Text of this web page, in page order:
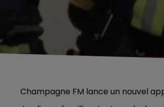
Champagne FM lance un nouvel